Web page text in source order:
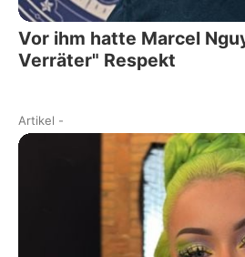
Vor ihm hatte Marcel
Verräter" Respekt
Artikel -